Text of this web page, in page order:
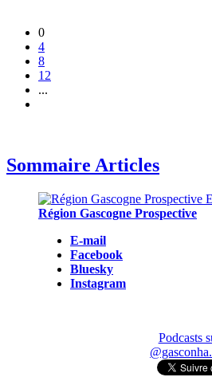
0
4
8
12
...
Sommaire Articles
Région Gascogne Prospective
E-mail
Facebook
Bluesky
Instagram
Podcasts